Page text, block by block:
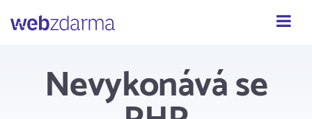
Webzdarma
Nevykonává se